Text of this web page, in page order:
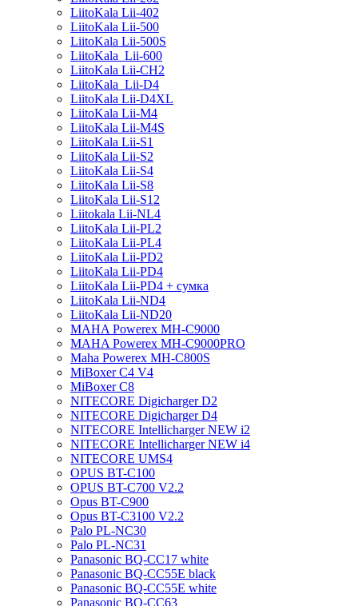
LiitoKala Lii-402
LiitoKala Lii-500
LiitoKala Lii-500S
LiitoKala Lii-600
LiitoKala Lii-CH2
LiitoKala Lii-D4
LiitoKala Lii-D4XL
LiitoKala Lii-M4
LiitoKala Lii-M4S
LiitoKala Lii-S1
LiitoKala Lii-S2
LiitoKala Lii-S4
LiitoKala Lii-S8
LiitoKala Lii-S12
Liitokala Lii-NL4
LiitoKala Lii-PL2
LiitoKala Lii-PL4
LiitoKala Lii-PD2
LiitoKala Lii-PD4
LiitoKala Lii-PD4 + сумка
LiitoKala Lii-ND4
LiitoKala Lii-ND20
MAHA Powerex MH-C9000
MAHA Powerex MH-C9000PRO
Maha Powerex MH-C800S
MiBoxer C4 V4
MiBoxer C8
NITECORE Digicharger D2
NITECORE Digicharger D4
NITECORE Intellicharger NEW i2
NITECORE Intellicharger NEW i4
NITECORE UMS4
OPUS BT-C100
OPUS BT-C700 V2.2
Opus BT-C900
Opus BT-C3100 V2.2
Palo PL-NC30
Palo PL-NC31
Panasonic BQ-CC17 white
Panasonic BQ-CC55E black
Panasonic BQ-CC55E white
Panasonic BQ-CC63